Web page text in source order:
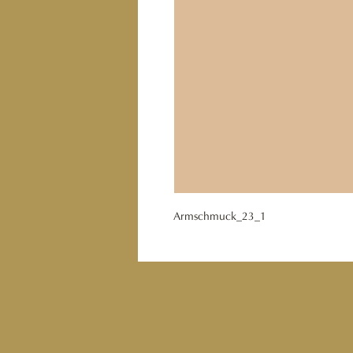
Armschmuck_23_1